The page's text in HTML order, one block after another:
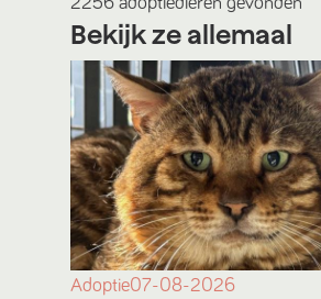
Bekijk ze allemaal
Adoptie07-08-2026